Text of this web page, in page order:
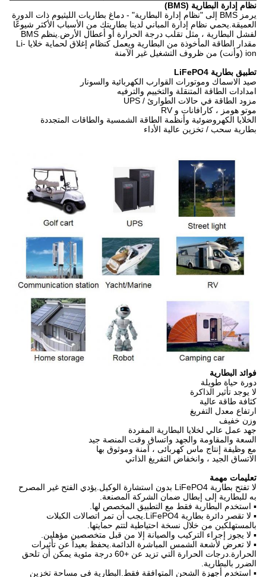
نظام إدارة البطارية (BMS)
يرمز BMS إلى "نظام إدارة البطارية" - دماغ بطاريات الليثيوم ذات الدورة
العميقة.يحمي نظام إدارة المباني لدينا بطاريتك من الأسباب الأكثر شيوعًا
لفشل البطارية ، مثل تقلب درجة الحرارة أو أعطال الأرض.ينظم BMS
مقدار الطاقة المأخوذة من البطارية ويعمل كنظام إغلاق لحماية خلايا Li-
ion (وأنت) من ظروف التشغيل غير الآمنة
تطبيق بطارية LiFePO4
صيد الاسماك وموتورات القوارب الكهربائية والسونار
امدادات الطاقة المتنقلة والتخييم والترفيه
مزود الطاقة في حالات الطوارئ / UPS
موتو هومز ، كارافانات و RV
الخلايا الكهروضوئية وأنظمة الطاقة الشمسية والطاقات المتجددة
بطارية سحب / تخزين عالية الأداء
فوائد البطارية
دورة حياة طويلة
لا يوجد تأثير الذاكرة
كثافة طاقة عالية
ارتفاع معدل التفريغ
وزن خفيف
جهد عمل عالي لخلايا البطارية المفردة
السعة والمقاومة والجهد واتساق وقت المنصة جيد
مع وظيفة إنتاج ماس كهربائى ، آمنة وموثوق بها
الاتساق الجيد ، وانخفاض التفريغ الذاتي
تعليمات مهمة
لا تفتح بطارية LiFePO4 بدون استشارة الوكيل.يؤدي الفتح غير المصرح
به للبطارية إلى إبطال ضمان الشركة المصنعة.
▪ استخدم البطارية فقط مع التطبيق المخصص لها.
▪ لا تقصر دائرة بطارية LiFePO4.يجب أن تمر اتصالات الكبلات
بالمستهلكين من خلال نسخة احتياطية لتتم حمايتها.
▪ لا يجوز إجراء التركيب والصيانة إلا من قبل متخصصين مؤهلين.
▪ لا تعرض لأشعة الشمس المباشرة الدائمة.يحفظ بعيداً عن تأثيرات
الحرارة.درجات الحرارة التي تزيد عن +60 درجة مئوية يمكن أن تلحق
الضرر بالبطارية.
▪ استخدم أجهزة الشحن المتوافقة فقط.البطارية في مساحة تخزين